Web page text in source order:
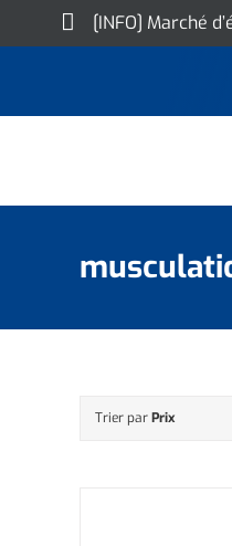
to
[INFO] Marché
Trier parPrix